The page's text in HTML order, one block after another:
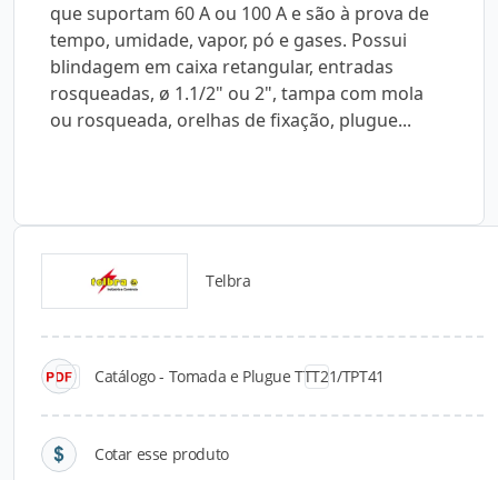
que suportam 60 A ou 100 A e são à prova de
tempo, umidade, vapor, pó e gases. Possui
blindagem em caixa retangular, entradas
rosqueadas, ø 1.1/2" ou 2", tampa com mola
ou rosqueada, orelhas de fixação, plugue...
Telbra
Catálogo - Tomada e Plugue TTT21/TPT41
Cotar esse produto
Catálogos para Download